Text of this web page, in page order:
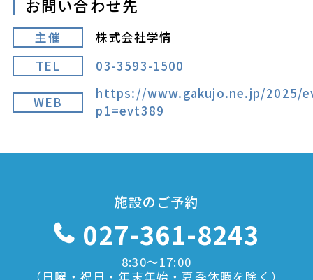
お問い合わせ先
主催
株式会社学情
TEL
03-3593-1500
WEB
https://www.gakujo.ne.jp/2025/
p1=evt389
施設のご予約
027-361-8243
8:30〜17:00
（日曜・祝日・年末年始・夏季休暇を除く）